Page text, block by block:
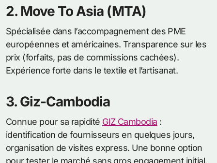
2. Move To Asia (MTA)
Spécialisée dans l’accompagnement des PME
européennes et américaines. Transparence sur les
prix (forfaits, pas de commissions cachées).
Expérience forte dans le textile et l’artisanat.
3. Giz-Cambodia
Connue pour sa rapidité GIZ Cambodia :
identification de fournisseurs en quelques jours,
organisation de visites express. Une bonne option
pour tester le marché sans gros engagement initial.